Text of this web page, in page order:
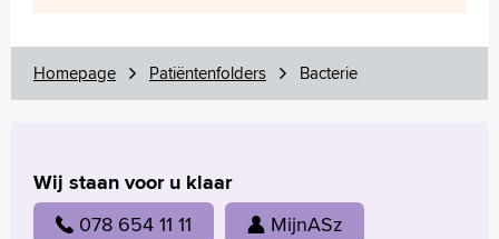
Homepage Patiëntenfolders Bacterie
Wij staan voor u klaar
078 654 11 11 MijnASz